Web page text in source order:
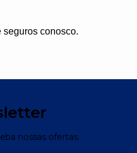
seguros conosco.
nossas ofertas.